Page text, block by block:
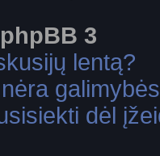
3
lentą?
dėl